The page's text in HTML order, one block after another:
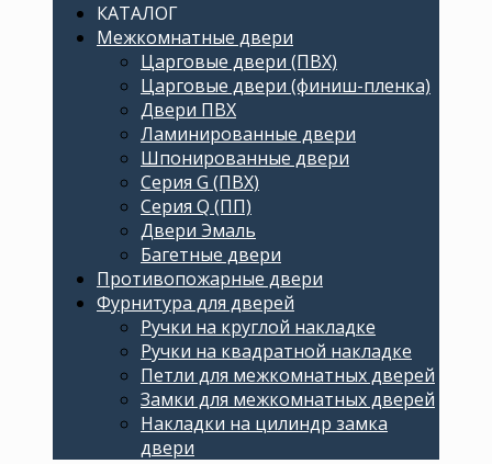
КАТАЛОГ
Межкомнатные двери
Царговые двери (ПВХ)
Царговые двери (финиш-пленка)
Двери ПВХ
Ламинированные двери
Шпонированные двери
Серия G (ПВХ)
Серия Q (ПП)
Двери Эмаль
Багетные двери
Противопожарные двери
Фурнитура для дверей
Ручки на круглой накладке
Ручки на квадратной накладке
Петли для межкомнатных дверей
Замки для межкомнатных дверей
Накладки на цилиндр замка
двери